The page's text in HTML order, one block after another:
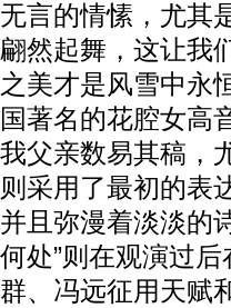
无言的情愫，尤其
翩然起舞，这让我
之美才是风雪中永
国著名的花腔女高
我父亲数易其稿，
则采用了最初的表
并且弥漫着淡淡的
何处”则在观演过
群、冯远征用天